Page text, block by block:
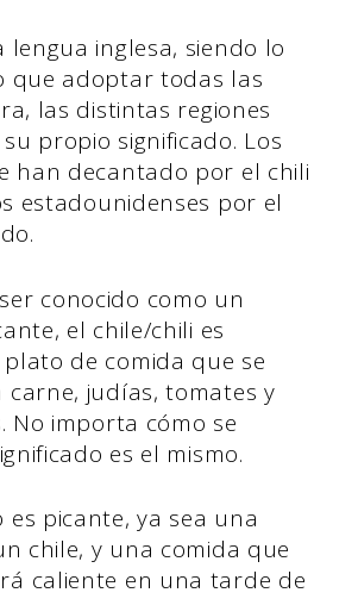
lengua inglesa, siendo lo
que adoptar todas las
las distintas regiones
propio significado. Los
han decantado por el chili
estadounidenses por el
conocido como un
el chile/chili es
de comida que se
carne, judías, tomates y
No importa cómo se
es el mismo.
es picante, ya sea una
chile, y una comida que
caliente en una tarde de